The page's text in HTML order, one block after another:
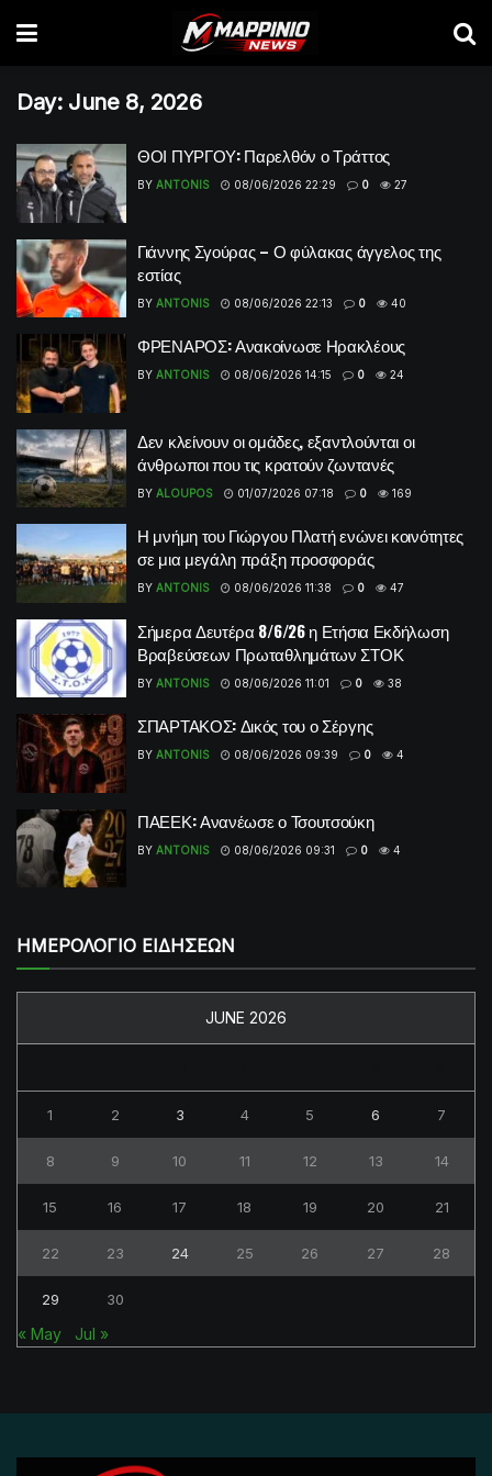
Day: June 8, 2026
ΘΟΙ ΠΥΡΓΟΥ: Παρελθόν ο Τράττος
BY ANTONIS 08/06/2026 22:29 0 27
Γιάννης Σγούρας – Ο φύλακας άγγελος της
εστίας
BY ANTONIS 08/06/2026 22:13 0 40
ΦΡΕΝΑΡΟΣ: Ανακοίνωσε Ηρακλέους
BY ANTONIS 08/06/2026 14:15 0 24
Δεν κλείνουν οι ομάδες, εξαντλούνται οι
άνθρωποι που τις κρατούν ζωντανές
BY ALOUPOS 01/07/2026 07:18 0 169
Η μνήμη του Γιώργου Πλατή ενώνει κοινότητες
σε μια μεγάλη πράξη προσφοράς
BY ANTONIS 08/06/2026 11:38 0 47
Σήμερα Δευτέρα 8/6/26 η Ετήσια Εκδήλωση
Βραβεύσεων Πρωταθλημάτων ΣΤΟΚ
BY ANTONIS 08/06/2026 11:01 0 38
ΣΠΑΡΤΑΚΟΣ: Δικός του ο Σέργης
BY ANTONIS 08/06/2026 09:39 0 4
ΠΑΕΕΚ: Ανανέωσε ο Τσουτσούκη
BY ANTONIS 08/06/2026 09:31 0 4
ΗΜΕΡΟΛΟΓΙΟ ΕΙΔΗΣΕΩΝ
JUNE 2026
1 2 3 4 5 6 7
8 9 10 11 12 13 14
15 16 17 18 19 20 21
22 23 24 25 26 27 28
29 30
« May Jul »